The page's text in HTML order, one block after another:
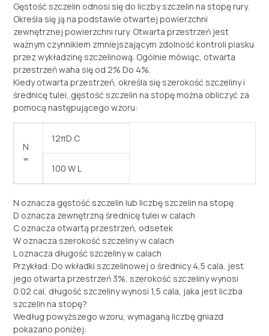
Gęstość szczelin odnosi się do liczby szczelin na stopę rury.
Określa się ją na podstawie otwartej powierzchni
zewnętrznej powierzchni rury. Otwarta przestrzeń jest
ważnym czynnikiem zmniejszającym zdolność kontroli piasku
przez wykładzinę szczelinową. Ogólnie mówiąc, otwarta
przestrzeń waha się od 2% Do 4%.
Kiedy otwarta przestrzeń, określa się szerokość szczeliny i
średnicę tulei, gęstość szczelin na stopę można obliczyć za
pomocą następującego wzoru:
N
=
12πD C
100 W L
N oznacza gęstość szczelin lub liczbę szczelin na stopę
D oznacza zewnętrzną średnicę tulei w calach
C oznacza otwartą przestrzeń, odsetek
W oznacza szerokość szczeliny w calach
L oznacza długość szczeliny w calach
Przykład: Do wkładki szczelinowej o średnicy 4,5 cala, jest
jego otwarta przestrzeń 3%, szerokość szczeliny wynosi
0.02 cal, długość szczeliny wynosi 1,5 cala, jaka jest liczba
szczelin na stopę?
Według powyższego wzoru, wymaganą liczbę gniazd
pokazano poniżej: